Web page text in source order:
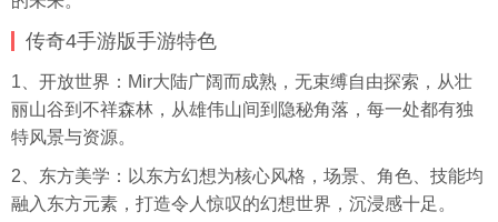
传奇4手游版手游特色
1、开放世界：Mir大陆广阔而成熟，无束缚自由探索，从壮
丽山谷到不祥森林，从雄伟山间到隐秘角落，每一处都有独
特风景与资源。
2、东方美学：以东方幻想为核心风格，场景、角色、技能均
融入东方元素，打造令人惊叹的幻想世界，沉浸感十足。